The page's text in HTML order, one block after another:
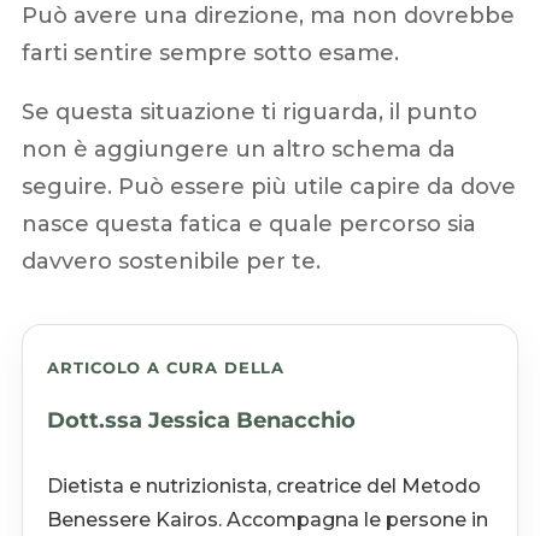
Può avere una direzione, ma non dovrebbe
farti sentire sempre sotto esame.
Se questa situazione ti riguarda, il punto
non è aggiungere un altro schema da
seguire. Può essere più utile capire da dove
nasce questa fatica e quale percorso sia
davvero sostenibile per te.
ARTICOLO A CURA DELLA
Dott.ssa Jessica Benacchio
Dietista e nutrizionista, creatrice del Metodo
Benessere Kairos. Accompagna le persone in